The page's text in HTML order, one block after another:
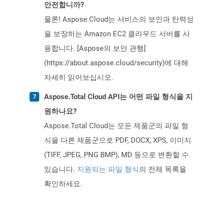
안전합니까?
물론! Aspose Cloud는 서비스의 보안과 탄력성
을 보장하는 Amazon EC2 클라우드 서버를 사
용합니다. [Aspose의 보안 관행]
(https://about.aspose.cloud/security)에 대해
자세히 읽어보십시오.
Aspose.Total Cloud API는 어떤 파일 형식을 지
원하나요?
Aspose.Total Cloud는 모든 제품군의 파일 형
식을 다른 제품군으로 PDF, DOCX, XPS, 이미지
(TIFF, JPEG, PNG BMP), MD 등으로 변환할 수
있습니다. 지원되는 파일 형식의 전체 목록을
확인하세요.